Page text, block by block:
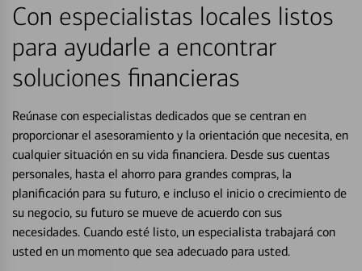
Con especialistas locales listos
para ayudarle a encontrar
soluciones financieras
Reúnase con especialistas dedicados que se centran en
proporcionar el asesoramiento y la orientación que necesita, en
cualquier situación en su vida financiera. Desde sus cuentas
personales, hasta el ahorro para grandes compras, la
planificación para su futuro, e incluso el inicio o crecimiento de
su negocio, su futuro se mueve de acuerdo con sus
necesidades. Cuando esté listo, un especialista trabajará con
usted en un momento que sea adecuado para usted.